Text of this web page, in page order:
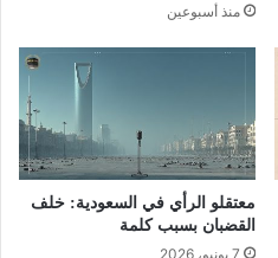
منذ أسبوعين
معتقلو الرأي في السعودية: خلف
القضبان بسبب كلمة
7 يونيو، 2026